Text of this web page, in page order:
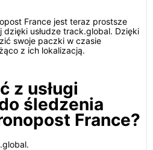
France jest teraz prostsze
usłudze track.global. Dzięki
swoje paczki w czasie
z ich lokalizacją.
z usługi
śledzenia
France?